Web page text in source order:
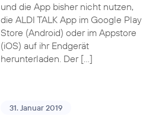
und die App bisher nicht nutzen,
die ALDI TALK App im Google Play
Store (Android) oder im Appstore
(iOS) auf ihr Endgerät
herunterladen. Der […]
31. Januar 2019